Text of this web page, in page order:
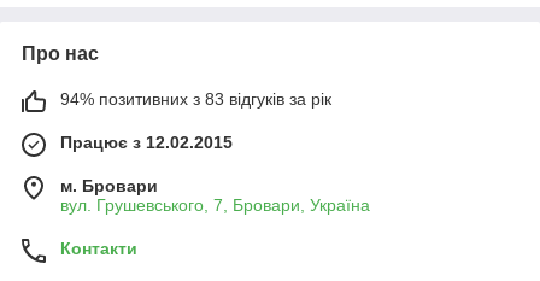
Про нас
94% позитивних з 83 відгуків за рік
Працює з 12.02.2015
м. Бровари
вул. Грушевського, 7, Бровари, Україна
Контакти